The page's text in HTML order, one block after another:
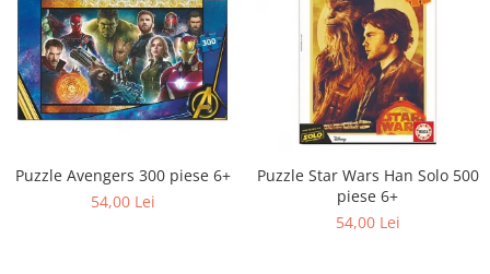
Puzzle Avengers 300 piese 6+
54,00 Lei
Puzzle Star Wars Han Solo 500
piese 6+
54,00 Lei